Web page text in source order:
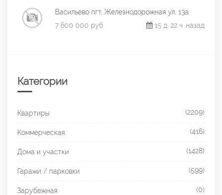
Васильево пгт, Железнодорожная ул, 13а
7 600 000 руб.
15 д. 22 ч. назад
Категории
Квартиры (2209)
Коммерческая (416)
Дома и участки (1428)
Гаражи / парковки (599)
Зарубежная (0)